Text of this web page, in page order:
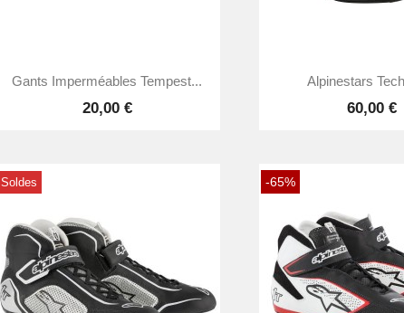
Aperçu rapide
Gants Imperméables Tempest...
20,00 €
Aperçu
Alpinestars
60,00 €
Soldes -65%